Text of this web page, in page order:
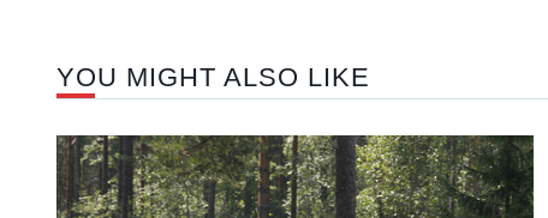
YOU MIGHT ALSO LIKE